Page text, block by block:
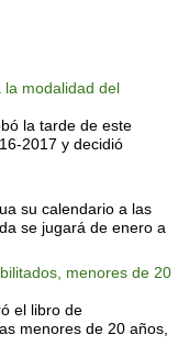
la modalidad del
la tarde de este
2017 y decidió
su calendario a las
se jugará de enero a
menores de 20
el libro de
menores de 20 años,